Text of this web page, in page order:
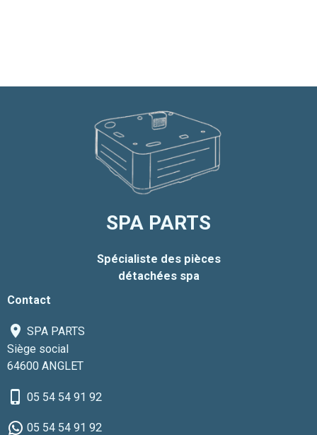
SPA PARTS
Spécialiste des pièces
détachées spa
Contact
SPA PARTS
Siège social
64600 ANGLET
05 54 54 91 92
05 54 54 91 92